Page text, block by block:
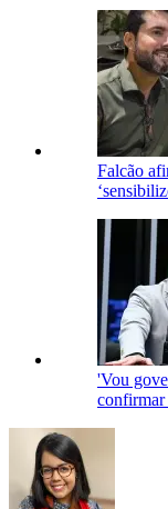
Falcão
'Vou
confirmar